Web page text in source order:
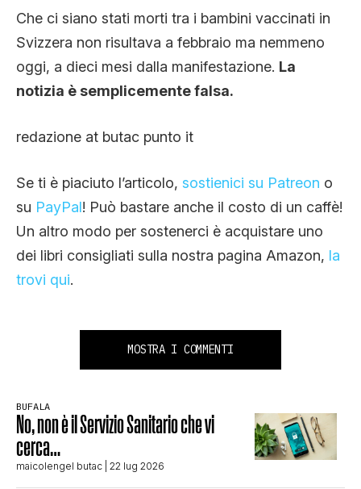
Che ci siano stati morti tra i bambini vaccinati in
Svizzera non risultava a febbraio ma nemmeno
oggi, a dieci mesi dalla manifestazione. La
notizia è semplicemente falsa.
redazione at butac punto it
Se ti è piaciuto l’articolo, sostienici su Patreon o
su PayPal! Può bastare anche il costo di un caffè!
Un altro modo per sostenerci è acquistare uno
dei libri consigliati sulla nostra pagina Amazon, la
trovi qui.
MOSTRA I COMMENTI
BUFALA
No, non è il Servizio Sanitario che vi
cerca…
maicolengel butac | 22 lug 2026